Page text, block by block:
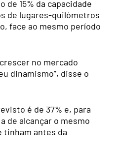
de 15% da capacidade
de lugares-quilómetros
face ao mesmo período
no mercado
dinamismo”, disse o
é de 37% e, para
de alcançar o mesmo
tinham antes da